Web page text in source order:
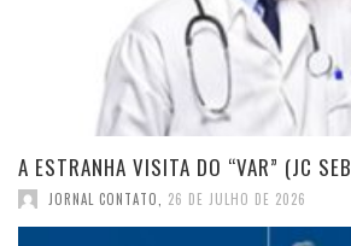
A ESTRANHA VISITA DO “VAR” (JC
JORNAL CONTATO 26 DE JULHO DE 2026